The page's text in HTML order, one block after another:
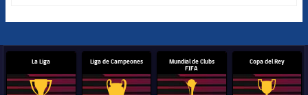
La Liga Liga de Campeones
Mundial de Clubs
FIFA
Copa del Rey